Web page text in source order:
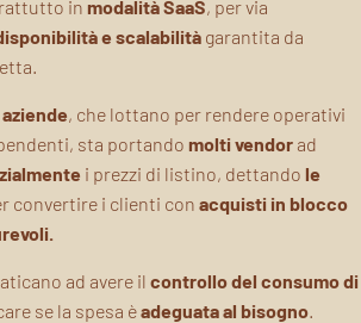
in modalità SaaS, per via
e scalabilità garantita da
, che lottano per rendere operativi
sta portando molti vendor ad
i prezzi di listino, dettando le
convertire i clienti con acquisti in blocco
ad avere il controllo del consumo di
se la spesa èadeguata al bisogno